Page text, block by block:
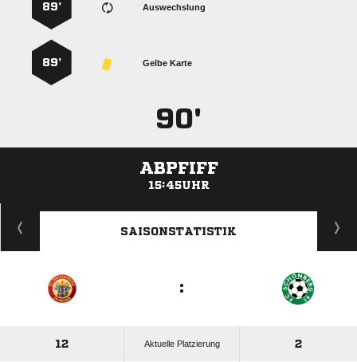
Auswechslung
89’
Gelbe Karte
89’
90'
ABPFIFF
15:45UHR
ANZEIGE
SAISONSTATISTIK
:
12 Aktuelle Platzierung 2